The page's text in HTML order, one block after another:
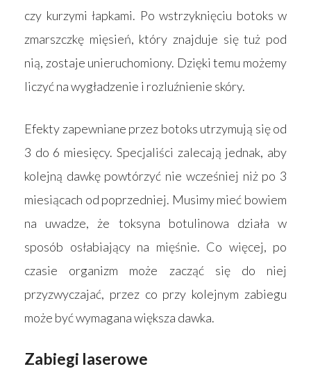
czy kurzymi łapkami. Po wstrzyknięciu botoks w
zmarszczkę mięsień, który znajduje się tuż pod
nią, zostaje unieruchomiony. Dzięki temu możemy
liczyć na wygładzenie i rozluźnienie skóry.
Efekty zapewniane przez botoks utrzymują się od
3 do 6 miesięcy. Specjaliści zalecają jednak, aby
kolejną dawkę powtórzyć nie wcześniej niż po 3
miesiącach od poprzedniej. Musimy mieć bowiem
na uwadze, że toksyna botulinowa działa w
sposób osłabiający na mięśnie. Co więcej, po
czasie organizm może zacząć się do niej
przyzwyczajać, przez co przy kolejnym zabiegu
może być wymagana większa dawka.
Zabiegi laserowe
Strona główna
Produkty
Materace
Łóżka
Akcesoria
Wyszukiwarka
Blog
Kontakt